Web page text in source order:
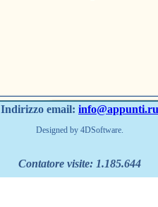
Indirizzo email: info@appunti.ru
Designed by 4DSoftware.
Contatore visite: 1.185.644